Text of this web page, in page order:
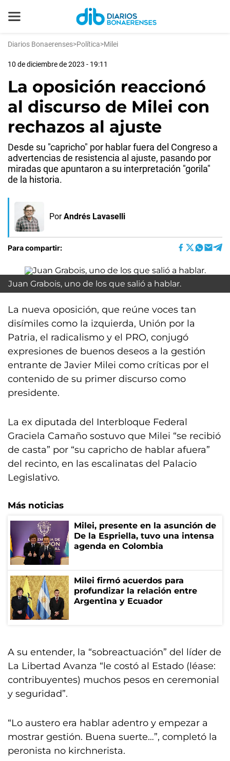
Diarios Bonaerenses>Política>Milei
10 de diciembre de 2023 - 19:11
La oposición reaccionó
al discurso de Milei con
rechazos al ajuste
Desde su "capricho" por hablar fuera del Congreso a
advertencias de resistencia al ajuste, pasando por
miradas que apuntaron a su interpretación "gorila"
de la historia.
Por Andrés Lavaselli
Para compartir:
Juan Grabois, uno de los que salió a hablar.
La nueva oposición, que reúne voces tan
disímiles como la izquierda, Unión por la
Patria, el radicalismo y el PRO, conjugó
expresiones de buenos deseos a la gestión
entrante de Javier Milei como críticas por el
contenido de su primer discurso como
presidente.
La ex diputada del Interbloque Federal
Graciela Camaño sostuvo que Milei “se recibió
de casta” por “su capricho de hablar afuera”
del recinto, en las escalinatas del Palacio
Legislativo.
Más noticias
Milei, presente en la asunción de
De la Espriella, tuvo una intensa
agenda en Colombia
Milei firmó acuerdos para
profundizar la relación entre
Argentina y Ecuador
A su entender, la “sobreactuación” del líder de
La Libertad Avanza “le costó al Estado (léase:
contribuyentes) muchos pesos en ceremonial
y seguridad”.
“Lo austero era hablar adentro y empezar a
mostrar gestión. Buena suerte…”, completó la
peronista no kirchnerista.